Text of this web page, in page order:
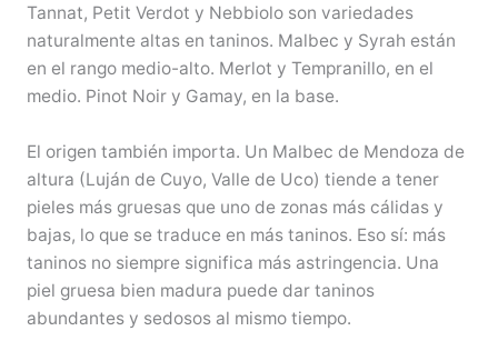
Tannat, Petit Verdot y Nebbiolo son variedades
naturalmente altas en taninos. Malbec y Syrah están
en el rango medio-alto. Merlot y Tempranillo, en el
medio. Pinot Noir y Gamay, en la base.
El origen también importa. Un Malbec de Mendoza de
altura (Luján de Cuyo, Valle de Uco) tiende a tener
pieles más gruesas que uno de zonas más cálidas y
bajas, lo que se traduce en más taninos. Eso sí: más
taninos no siempre significa más astringencia. Una
piel gruesa bien madura puede dar taninos
abundantes y sedosos al mismo tiempo.